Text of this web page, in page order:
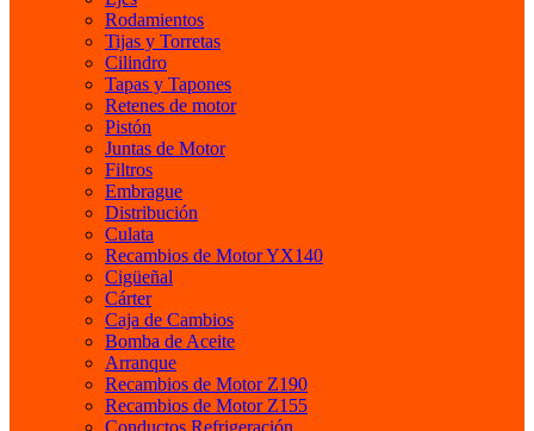
Rodamientos
Tijas y Torretas
Cilindro
Tapas y Tapones
Retenes de motor
Pistón
Juntas de Motor
Filtros
Embrague
Distribución
Culata
Recambios de Motor YX140
Cigüeñal
Cárter
Caja de Cambios
Bomba de Aceite
Arranque
Recambios de Motor Z190
Recambios de Motor Z155
Conductos Refrigeración